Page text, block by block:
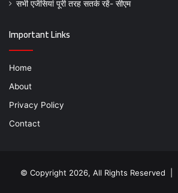
सभी एजेंसियां पूरी तरह सतर्क रहें- सीएम
Important Links
Home
About
Privacy Policy
Contact
© Copyright 2026, All Rights Reserved | |